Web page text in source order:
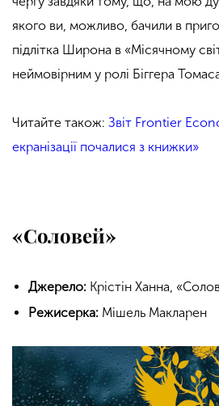
якого ви, можливо, бачили в
підлітка Широна в «Місячному
неймовірним у ролі Біггера
Читайте також: Звіт Frontier
екранізації почалися з книжки»
«Соловей»
Джерело: Крістін Ханна,
Режисерка: Мішель Макларен